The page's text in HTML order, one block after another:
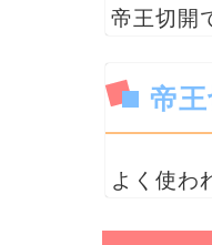
帝王切開
帝
よく使わ